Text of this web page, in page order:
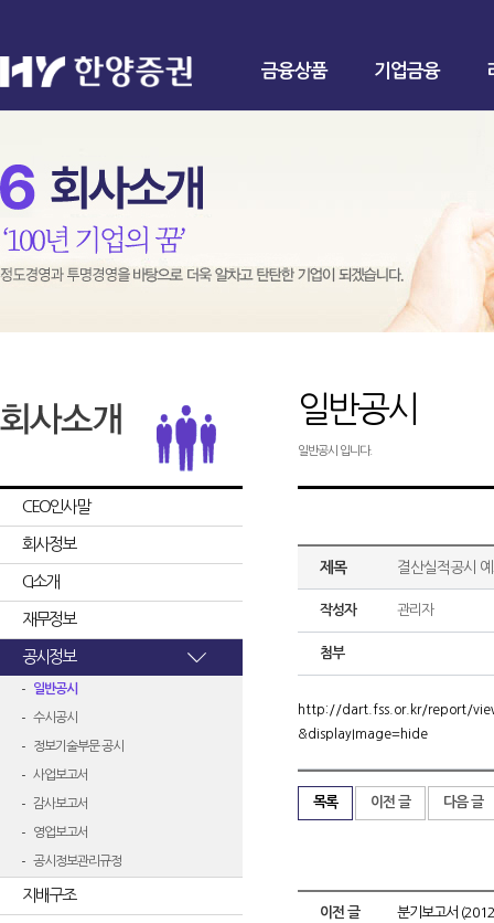
금융상품 기업금융
CEO인사말
회사정보
CI소개
재무정보
공시정보
일반공시
수시공시
정보기술부문 공시
사업보고서
감사보고서
영업보고서
공시정보관리규정
지배구조
일반공시
일반공시 입니다.
제목 결산실적공시
작성자 관리자
첨부
http://dart.fss.or.kr/report/
&displayImage=hide
목록 이전 글 다음 글
이전 글 분기보고서